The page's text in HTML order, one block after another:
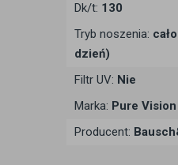
Dk/t: 130
Tryb noszenia:
dzień)
Filtr UV: Nie
Marka: Pure Vision
Producent: